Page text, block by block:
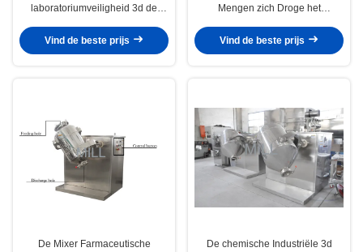
laboratoriumveiligheid 3d de
Mengen zich Machinestal
Vind de beste prijs
Mengen zich Droge het
Industriële 3d Laboratorium
Vind de beste prijs
De Mixer Farmaceutische
De chemische Industriële 3d